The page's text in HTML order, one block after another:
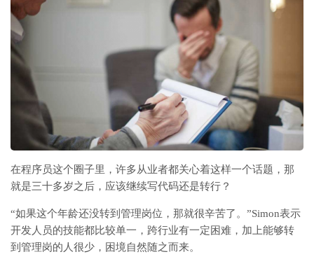
在程序员这个圈子里，许多从业者都关心着这样一个话题，那
就是三十多岁之后，应该继续写代码还是转行？
“如果这个年龄还没转到管理岗位，那就很辛苦了。”Simon表示
开发人员的技能都比较单一，跨行业有一定困难，加上能够转
到管理岗的人很少，困境自然随之而来。